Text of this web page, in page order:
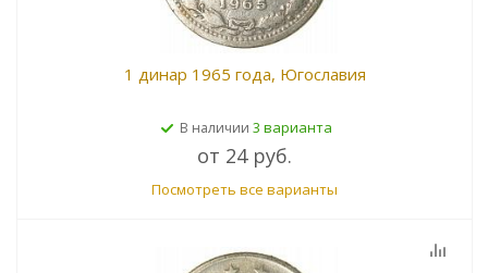
1 динар 1965 года, Югославия
В наличии 3 варианта
от 24 руб.
Посмотреть все варианты